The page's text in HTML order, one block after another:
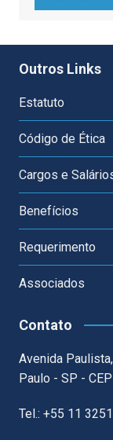
Outros Links
Estatuto
Código de Ética
Cargos e
Benefícios
Requerimento
Associados
Contato
Avenida
Paulo - SP -
Tel.: +55 11